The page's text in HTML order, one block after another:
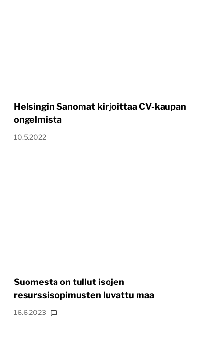
Helsingin Sanomat kirjoittaa CV-kaupan
ongelmista
10.5.2022
Suomesta on tullut isojen
resurssisopimusten luvattu maa
16.6.2023